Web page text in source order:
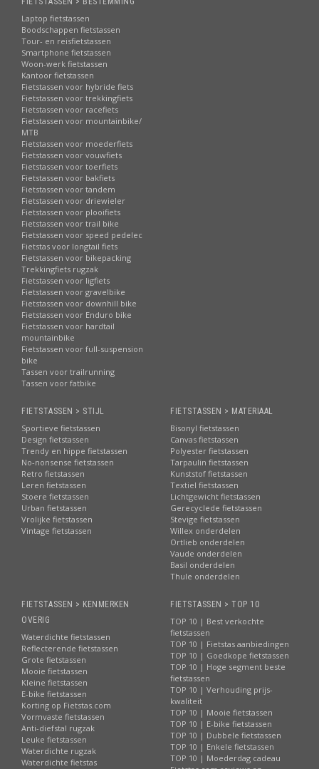
Laptop fietstassen
Boodschappen fietstassen
Tour- en reisfietstassen
Smartphone fietstassen
Woon-werk fietstassen
Kantoor fietstassen
Fietstassen voor hybride fiets
Fietstassen voor trekkingfiets
Fietstassen voor racefiets
Fietstassen voor mountainbike/
MTB
Fietstassen voor moederfiets
Fietstassen voor vouwfiets
Fietstassen voor toerfiets
Fietstassen voor bakfiets
Fietstassen voor tandem
Fietstassen voor driewieler
Fietstassen voor plooifiets
Fietstassen voor trail bike
Fietstassen voor speed pedelec
Fietstas voor longtail fiets
Fietstassen voor bikepacking
Trekkingfiets rugzak
Fietstassen voor ligfiets
Fietstassen voor gravelbike
Fietstassen voor downhill bike
Fietstassen voor Enduro bike
Fietstassen voor hardtail
mountainbike
Fietstassen voor full-suspension
bike
Tassen voor trailrunning
Tassen voor fatbike
FIETSTASSEN > STIJL
Sportieve fietstassen
Design fietstassen
Trendy en hippe fietstassen
No-nonsense fietstassen
Retro fietstassen
Leren fietstassen
Stoere fietstassen
Urban fietstassen
Vrolijke fietstassen
Vintage fietstassen
FIETSTASSEN > MATERIAAL
Bisonyl fietstassen
Canvas fietstassen
Polyester fietstassen
Tarpaulin fietstassen
Kunststof fietstassen
Textiel fietstassen
Lichtgewicht fietstassen
Gerecyclede fietstassen
Stevige fietstassen
Willex onderdelen
Ortlieb onderdelen
Vaude onderdelen
Basil onderdelen
Thule onderdelen
FIETSTASSEN > KENMERKEN
OVERIG
Waterdichte fietstassen
Reflecterende fietstassen
Grote fietstassen
Mooie fietstassen
Kleine fietstassen
E-bike fietstassen
Korting op Fietstas.com
Vormvaste fietstassen
Anti-diefstal rugzak
Leuke fietstassen
Waterdichte rugzak
Waterdichte fietstas
FIETSTASSEN > TOP 10
TOP 10 | Best verkochte
fietstassen
TOP 10 | Fietstas aanbiedingen
TOP 10 | Goedkope fietstassen
TOP 10 | Hoge segment beste
fietstassen
TOP 10 | Verhouding prijs-
kwaliteit
TOP 10 | Mooie fietstassen
TOP 10 | E-bike fietstassen
TOP 10 | Dubbele fietstassen
TOP 10 | Enkele fietstassen
TOP 10 | Moederdag cadeau